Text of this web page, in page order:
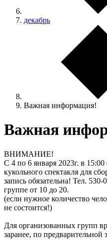
декабрь
Важная информация!
Важная
ВНИМАНИЕ!
С 4 по 6 января 2023г. в 15:00
кукольного спектакля для
запись обязательна! Тел.
группе от 10 до 20.
(если нужное количество
не состоится!)
Для организованных групп
заранее, по предварительной